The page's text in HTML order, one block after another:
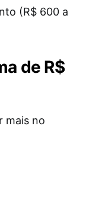
(R$ 600 a
de R$
mais no